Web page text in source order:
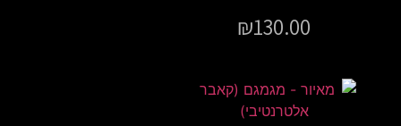
₪130.00